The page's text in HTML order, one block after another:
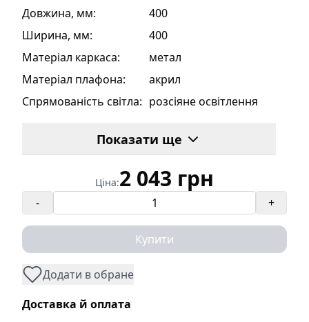
Довжина, мм:
400
Ширина, мм:
400
Матеріал каркаса:
метал
Матеріал плафона:
акрил
Спрямованість світла: розсіяне освітлення
Тип кріплення:
планка кріплення
Так
SIRIUS
Призначення:
дитяча
Стиль:
Модерн
Діамметр люстри, мм: 400
Тип люстри:
світлодіодні
Тип використовуваної
Показати ще
Ціна:2 043 грн
- +
Купити
Додати в обране
Доставка й оплата